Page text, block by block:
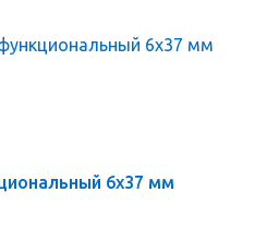
6х37 мм